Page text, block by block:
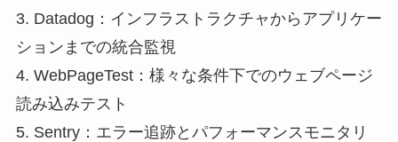
3. Datadog：インフラストラクチャからアプリケー
ションまでの統合監視
4. WebPageTest：様々な条件下でのウェブページ
読み込みテスト
5. Sentry：エラー追跡とパフォーマンスモニタリ